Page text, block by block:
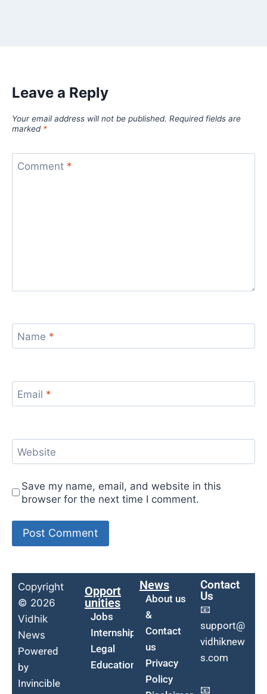
Leave a Reply
Your email address will not be published. Required fields are
marked *
Comment *
Name *
Email *
Website
Save my name, email, and website in this
browser for the next time I comment.
Copyright
© 2026
Vidhik
News
Powered
by
Invincible
Opport
unities
Jobs
Internship
Legal
Education
News
About us
&
Contact
us
Privacy
Policy
Contact
Us
📧
support@
vidhiknew
s.com
📧